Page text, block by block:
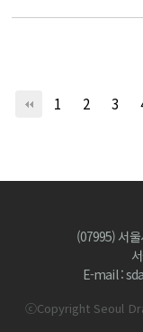
1 2 3
(07995) 서
E-mail :
ⓒCopyright Seoul